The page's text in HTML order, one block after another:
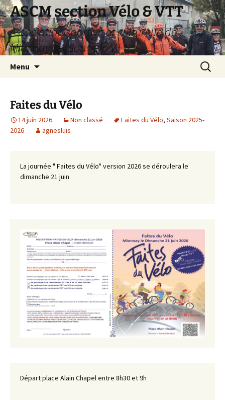
Aller
au
contenu
ASCM section Vélo & VTT
Association sportive et culturelle de
Mionnay section vélo VTT
Menu
Faites du Vélo
14 juin 2026 Non classé Faites du Vélo, Saison 2025-
2026
agnesluis
La journée " Faites du Vélo" version 2026 se déroulera le
dimanche 21 juin
Départ place Alain Chapel entre 8h30 et 9h